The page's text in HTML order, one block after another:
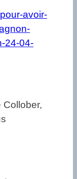
avoir-
24-04-
Collober,